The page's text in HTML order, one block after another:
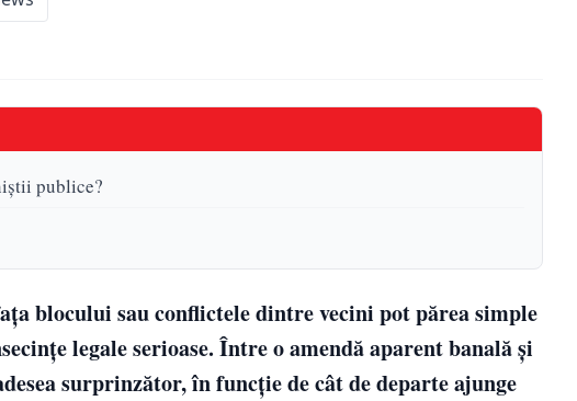
publice?
blocului sau conflictele dintre vecini pot părea simple
legale serioase. Între o amendă aparent banală și
surprinzător, în funcție de cât de departe ajunge